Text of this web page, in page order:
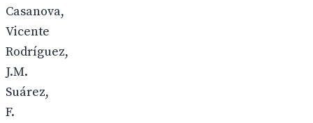
Casanova,
Vicente
Rodríguez,
J.M.
Suárez,
F.